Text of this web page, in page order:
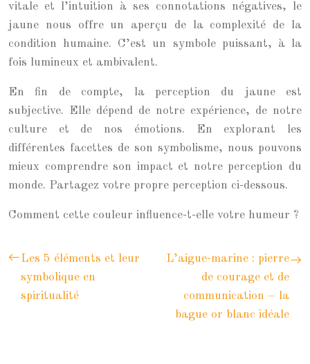
vitale et l’intuition à ses connotations négatives, le
jaune nous offre un aperçu de la complexité de la
condition humaine. C’est un symbole puissant, à la
fois lumineux et ambivalent.
En fin de compte, la perception du jaune est
subjective. Elle dépend de notre expérience, de notre
culture et de nos émotions. En explorant les
différentes facettes de son symbolisme, nous pouvons
mieux comprendre son impact et notre perception du
monde. Partagez votre propre perception ci-dessous.
Comment cette couleur influence-t-elle votre humeur ?
Les 5 éléments et leur
symbolique en
spiritualité
L’aigue-marine : pierre
de courage et de
communication – la
bague or blanc idéale